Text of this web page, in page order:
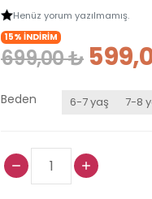
Henüz yorum yazılmamış.
15% İNDİRİM
699,00 ₺
Beden 6-7 yaş 7-8